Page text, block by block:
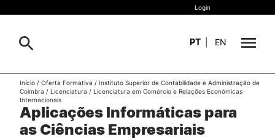
Sobre
Estudar
Login
PT EN
Pesquisa
Aplicações Informáticas para
as Ciências Empresariais
Início / Oferta Formativa / Instituto Superior de Contabilidade e Administração de
Coimbra / Licenciatura / Licenciatura em Comércio e Relações Económicas
Internacionais